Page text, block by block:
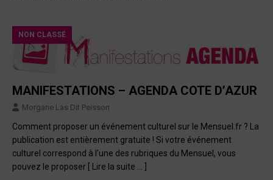
NON CLASSÉ
MANIFESTATIONS – AGENDA COTE D’AZUR
Morgane Las Dit Peisson
Comment proposer un événement culturel sur le Mensuel.fr ? La
publication est entièrement gratuite ! Si votre événement
culturel correspond à l’une des rubriques du Mensuel, vous
pouvez le proposer
[ Lire la suite … ]